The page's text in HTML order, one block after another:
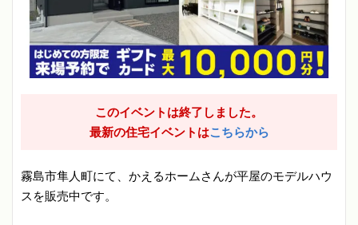
このイベントは終了しました。
最新の住宅イベントはこちらから
霧島市隼人町にて、かえるホームさんが平屋のモデルハウ
スを販売中です。